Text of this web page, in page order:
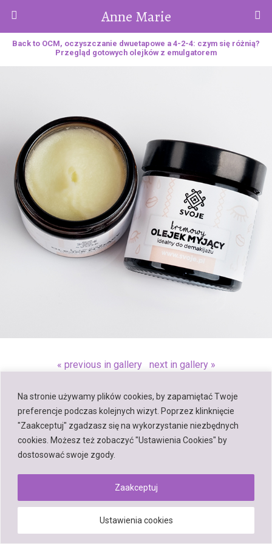
Na stronie używamy plików cookies, by zapamiętać Twoje
preferencje podczas kolejnych wizyt. Poprzez klinknięcie
"Zaakceptuj" zgadzasz się na wykorzystanie niezbędnych
cookies. Możesz też zobaczyć "Ustawienia Cookies" by
dostosować swoje zgody.
Ustawienia cookies
Zaakceptuj
Anne Marie
Back to OCM, oczyszczanie dwuetapowe a 4-2-4: czym się różnią?
Przegląd gotowych olejków z emulgatorem
« previous in gallery next in gallery »
Back to top
Mobile Desktop
Powered by